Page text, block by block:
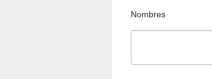
Nombres